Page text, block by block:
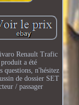
Renault Trafic
a été
questions, n'hésitez
de dossier SET
/ passager